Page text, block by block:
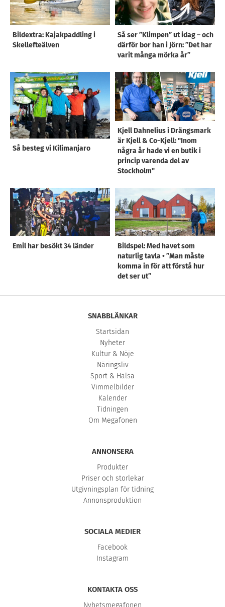
Bildextra: Kajakpaddling i
Skellefteälven
Så ser ”Klimpen” ut idag – och
därför bor han i Jörn: ”Det har
varit många mörka år”
Så besteg vi Kilimanjaro
Kjell Dahnelius i Drängsmark
är Kjell & Co-Kjell: "Inom
några år hade vi en butik i
princip varenda del av
Stockholm"
Emil har besökt 34 länder
Bildspel: Med havet som
naturlig tavla • ”Man måste
komma in för att förstå hur
det ser ut”
SNABBLÄNKAR
Startsidan
Nyheter
Kultur & Nöje
Näringsliv
Sport & Hälsa
Vimmelbilder
Kalender
Tidningen
Om Megafonen
ANNONSERA
Produkter
Priser och storlekar
Utgivningsplan för tidning
Annonsproduktion
SOCIALA MEDIER
Facebook
Instagram
KONTAKTA OSS